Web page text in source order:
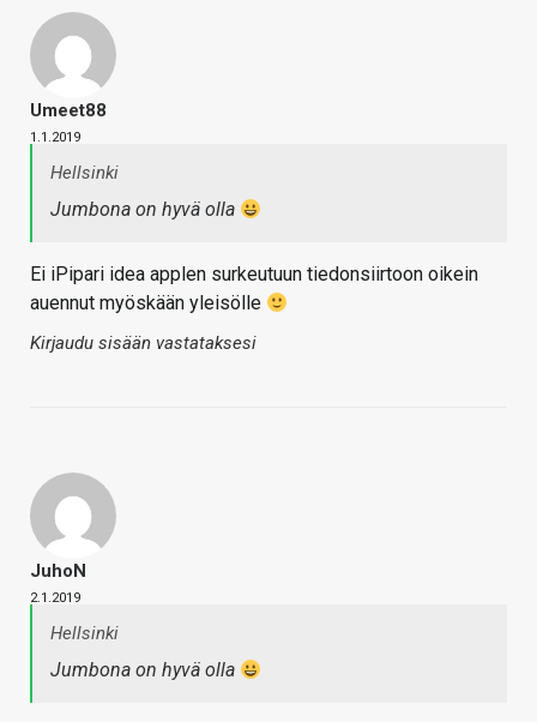
Umeet88
1.1.2019
Hellsinki
Jumbona on hyvä olla
Ei iPipari idea applen surkeutuun tiedonsiirtoon oikein
auennut myöskään yleisölle
Kirjaudu sisään vastataksesi
JuhoN
2.1.2019
Hellsinki
Jumbona on hyvä olla